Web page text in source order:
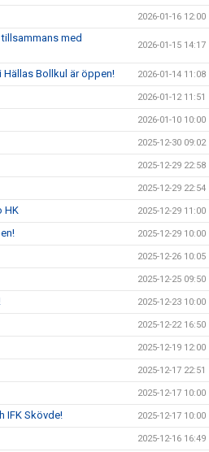
2026-01-16 12:00
med
2026-01-15 14:17
Hällas Bollkul är öppen! 2026-01-14 11:08
2026-01-12 11:51
2026-01-10 10:00
2025-12-30 09:02
2025-12-29 22:58
2025-12-29 22:54
HK 2025-12-29 11:00
2025-12-29 10:00
2025-12-26 10:05
2025-12-25 09:50
2025-12-23 10:00
2025-12-22 16:50
2025-12-19 12:00
2025-12-17 22:51
2025-12-17 10:00
IFK Skövde! 2025-12-17 10:00
2025-12-16 16:49